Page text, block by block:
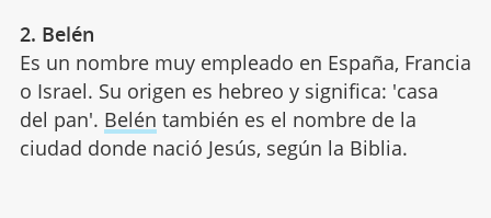
2. Belén
Es un nombre muy empleado en España, Francia
o Israel. Su origen es hebreo y significa: 'casa
del pan'. Belén también es el nombre de la
ciudad donde nació Jesús, según la Biblia.